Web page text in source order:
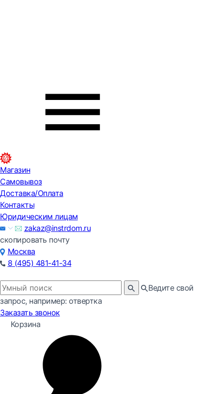
Магазин
Самовывоз
Доставка/Оплата
Контакты
Юридическим лицам
zakaz@instrdom.ru
скопировать почту
Москва
8 (495) 481-41-34
Ведите свой
запрос, например: отвертка
Заказать звонок
Корзина